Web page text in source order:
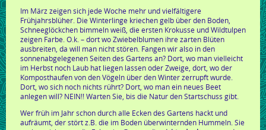
Im März zeigen sich jede Woche mehr und vielfältigere
Frühjahrsblüher. Die Winterlinge kriechen gelb über den Boden,
Schneeglöckchen bimmeln weiß, die ersten Krokusse und Wildtulpen
zeigen Farbe. O.k. – dort wo Zwiebelblumen ihre zarten Blüten
ausbreiten, da will man nicht stören. Fangen wir also in den
sonnenabgelegenen Seiten des Gartens an? Dort, wo man vielleicht
im Herbst noch Laub hat liegen lassen oder Zweige, dort, wo der
Komposthaufen von den Vögeln über den Winter zerrupft wurde.
Dort, wo sich noch nichts rührt? Dort, wo man ein neues Beet
anlegen will? NEIN!! Warten Sie, bis die Natur den Startschuss gibt.
Wer früh im Jahr schon durch alle Ecken des Gartens hackt und
aufräumt, der stört z.B. die im Boden überwinternden Hummeln. Sie